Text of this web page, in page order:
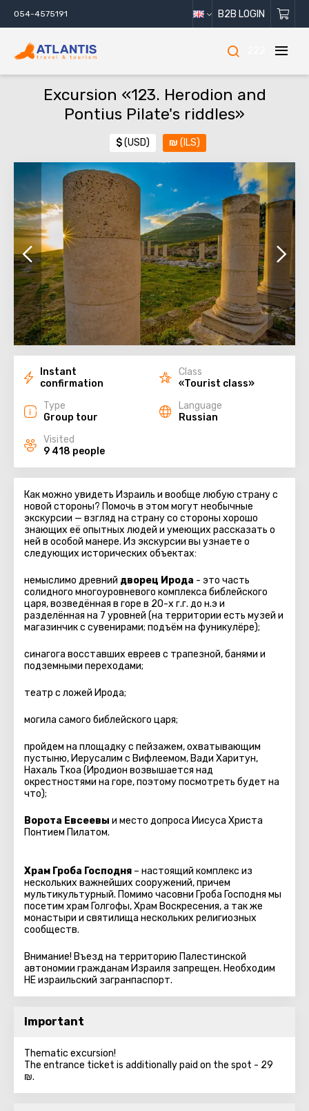
054-4575191 B2B LOGIN
Excursion «123. Herodion and
Pontius Pilate's riddles»
$(USD) ₪ (ILS)
Instant
confirmation
Class
«Tourist class»
Type
Group tour
Language
Russian
Visited
9 418 people
Как можно увидеть Израиль и вообще любую страну с
новой стороны? Помочь в этом могут необычные
экскурсии — взгляд на страну со стороны хорошо
знающих её опытных людей и умеющих рассказать о
ней в особой манере. Из экскурсии вы узнаете о
следующих исторических объектах:
немыслимо древний дворец Ирода - это часть
солидного многоуровневого комплекса библейского
царя, возведённая в горе в 20-х г.г. до н.э и
разделённая на 7 уровней (на территории есть музей и
магазинчик с сувенирами; подъём на фуникулёре);
синагога восставших евреев с трапезной, банями и
подземными переходами;
театр с ложей Ирода;
могила самого библейского царя;
пройдем на площадку с пейзажем, охватывающим
пустыню, Иерусалим с Вифлеемом, Вади Харитун,
Нахаль Ткоа (Иродион возвышается над
окрестностями на горе, поэтому посмотреть будет на
что);
Ворота Евсеевы и место допроса Иисуса Христа
Понтием Пилатом.
Храм Гроба Господня – настоящий комплекс из
нескольких важнейших сооружений, причем
мультикультурный. Помимо часовни Гроба Господня мы
посетим храм Голгофы, Храм Воскресения, а так же
монастыри и святилища нескольких религиозных
сообществ.
Внимание! Въезд на территорию Палестинской
автономии гражданам Израиля запрещен. Необходим
НЕ израильский загранпаспорт.
Important
Thematic excursion!
The entrance ticket is additionally paid on the spot - 29
₪.